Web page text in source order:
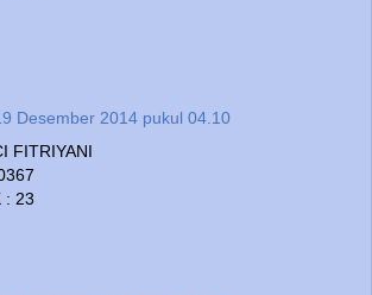
Desember 2014 pukul 04.10
FITRIYANI
: 23